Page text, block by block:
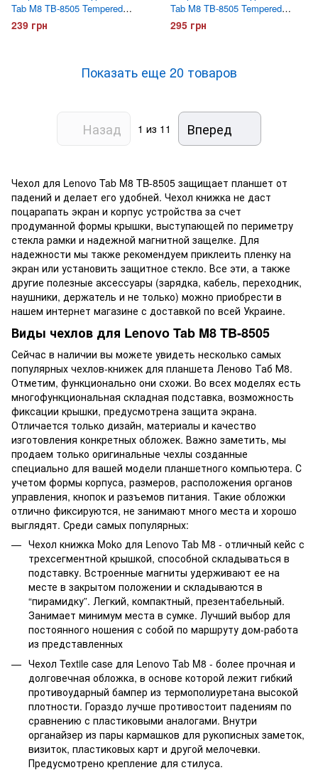
Tab M8 TB-8505 Tempered
Glass
239 грн
Tab M8 TB-8505 Tempered
Glass Pro
295 грн
Показать еще 20 товаров
Назад 1 из 11 Вперед
Чехол для Lenovo Tab M8 TB-8505 защищает планшет от
падений и делает его удобней. Чехол книжка не даст
поцарапать экран и корпус устройства за счет
продуманной формы крышки, выступающей по периметру
стекла рамки и надежной магнитной защелке. Для
надежности мы также рекомендуем приклеить пленку на
экран или установить защитное стекло. Все эти, а также
другие полезные аксессуары (зарядка, кабель, переходник,
наушники, держатель и не только) можно приобрести в
нашем интернет магазине с доставкой по всей Украине.
Виды чехлов для Lenovo Tab M8 TB-8505
Сейчас в наличии вы можете увидеть несколько самых
популярных чехлов-книжек для планшета Леново Таб М8.
Отметим, функционально они схожи. Во всех моделях есть
многофункциональная складная подставка, возможность
фиксации крышки, предусмотрена защита экрана.
Отличается только дизайн, материалы и качество
изготовления конкретных обложек. Важно заметить, мы
продаем только оригинальные чехлы созданные
специально для вашей модели планшетного компьютера. С
учетом формы корпуса, размеров, расположения органов
управления, кнопок и разъемов питания. Такие обложки
отлично фиксируются, не занимают много места и хорошо
выглядят. Среди самых популярных:
Чехол книжка Moko для Lenovo Tab M8 - отличный кейс с
трехсегментной крышкой, способной складываться в
подставку. Встроенные магниты удерживают ее на
месте в закрытом положении и складываются в
“пирамидку”. Легкий, компактный, презентабельный.
Занимает минимум места в сумке. Лучший выбор для
постоянного ношения с собой по маршруту дом-работа
из представленных
Чехол Textile case для Lenovo Tab M8 - более прочная и
долговечная обложка, в основе которой лежит гибкий
противоударный бампер из термополиуретана высокой
плотности. Гораздо лучше противостоит падениям по
сравнению с пластиковыми аналогами. Внутри
органайзер из пары кармашков для рукописных заметок,
визиток, пластиковых карт и другой мелочевки.
Предусмотрено крепление для стилуса.